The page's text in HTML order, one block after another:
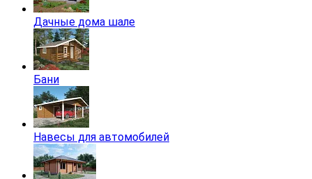
Дачные дома шале
Бани
Навесы для автомобилей